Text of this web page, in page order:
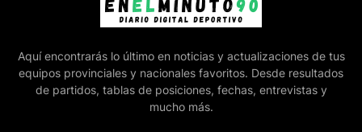
Aquí encontrarás lo último en noticias y actualizaciones de tus
equipos provinciales y nacionales favoritos. Desde resultados
de partidos, tablas de posiciones, fechas, entrevistas y
mucho más.